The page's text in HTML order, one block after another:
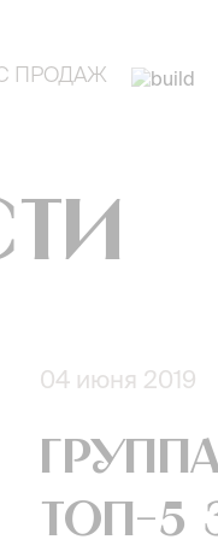
ПРОДАЖ
04 июня 2019
ТОП-